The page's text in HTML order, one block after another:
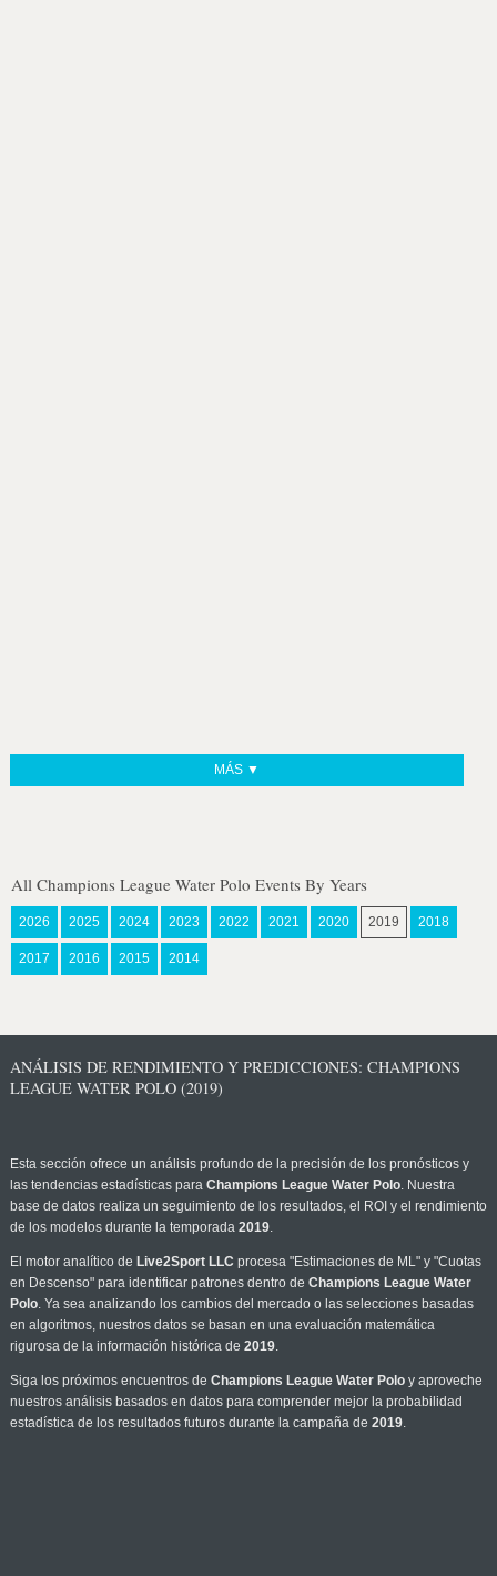
MÁS ▼
All Champions League Water Polo Events By Years
2026 2025 2024 2023 2022 2021 2020 2019 2018
2017 2016 2015 2014
ANÁLISIS DE RENDIMIENTO Y PREDICCIONES: CHAMPIONS
LEAGUE WATER POLO (2019)
Esta sección ofrece un análisis profundo de la precisión de los pronósticos y
las tendencias estadísticas para Champions League Water Polo. Nuestra
base de datos realiza un seguimiento de los resultados, el ROI y el rendimiento
de los modelos durante la temporada 2019.
El motor analítico de Live2Sport LLC procesa "Estimaciones de ML" y "Cuotas
en Descenso" para identificar patrones dentro de Champions League Water
Polo. Ya sea analizando los cambios del mercado o las selecciones basadas
en algoritmos, nuestros datos se basan en una evaluación matemática
rigurosa de la información histórica de 2019.
Siga los próximos encuentros de Champions League Water Poloy aproveche
nuestros análisis basados en datos para comprender mejor la probabilidad
estadística de los resultados futuros durante la campaña de 2019.